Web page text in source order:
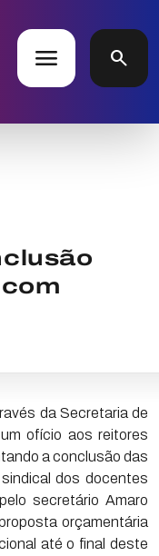
menu search
da Secretaria de
ofício aos reitores
a conclusão das
dos docentes
secretário Amaro
orçamentária
até o final deste